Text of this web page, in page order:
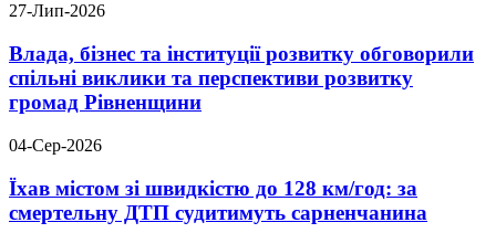
27-Лип-2026
Влада, бізнес та інституції розвитку обговорили
спільні виклики та перспективи розвитку
громад Рівненщини
04-Сер-2026
Їхав містом зі швидкістю до 128 км/год: за
смертельну ДТП судитимуть сарненчанина